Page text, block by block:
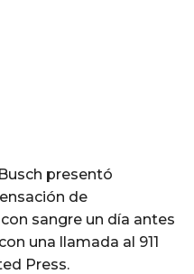
presentó
de
sangre un día antes
una llamada al 911
Press.